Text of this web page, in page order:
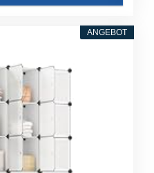
ANGEBOT